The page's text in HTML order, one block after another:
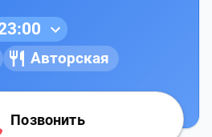
Авторская
Позвонить